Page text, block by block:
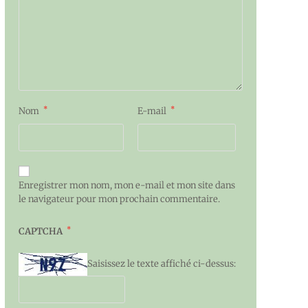
Nom * E-mail *
Enregistrer mon nom, mon e-mail et mon site dans
le navigateur pour mon prochain commentaire.
CAPTCHA *
Saisissez le texte affiché ci-dessus: